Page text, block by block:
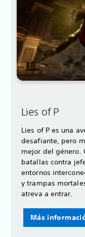
Lies of P
Lies of P es una
desafiante, pero
mejor del género.
batallas contra
entornos
y trampas
atreva a entrar.
Más